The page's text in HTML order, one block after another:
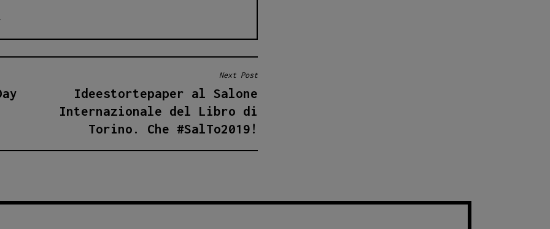
Next Post
Ideestortepaper al Salone
Internazionale del Libro di
Torino. Che #SalTo2019!